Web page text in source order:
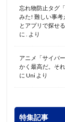
忘れ物防止タグ
みた! 難しい事
とアプリで探せ
に
より
アニメ「サイバ
かく最高だ。そ
に Uni より
特集記事